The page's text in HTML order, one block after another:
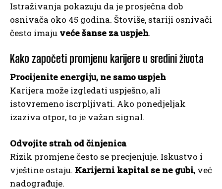
Istraživanja pokazuju da je prosječna dob
osnivača oko 45 godina. Štoviše, stariji osnivači
često imaju veće šanse za uspjeh.
Kako započeti promjenu karijere u sredini života
Procijenite energiju, ne samo uspjeh
Karijera može izgledati uspješno, ali
istovremeno iscrpljivati. Ako ponedjeljak
izaziva otpor, to je važan signal.
Odvojite strah od činjenica
Rizik promjene često se precjenjuje. Iskustvo i
vještine ostaju. Karijerni kapital se ne gubi, već
nadograđuje.